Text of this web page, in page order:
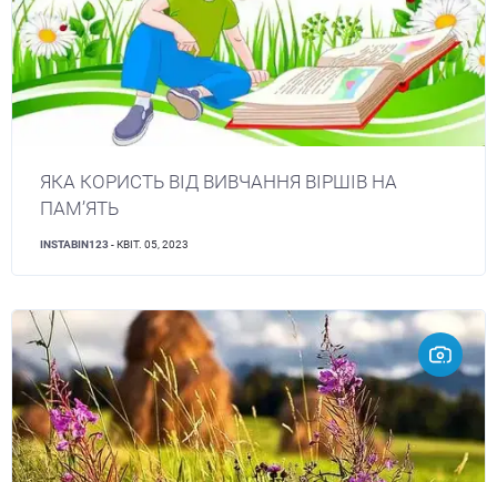
ЯКА КОРИСТЬ ВІД ВИВЧАННЯ ВІРШІВ НА
ПАМ’ЯТЬ
INSTABIN123 - КВІТ. 05, 2023